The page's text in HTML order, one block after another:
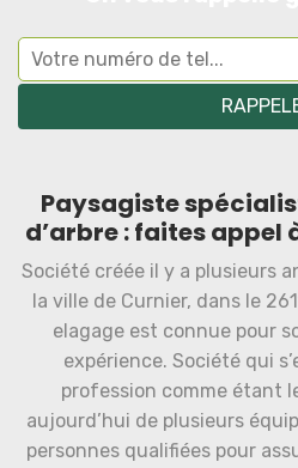
Paysagiste
d’arbre : faites appel
Société créée il y a plusieurs
la ville de Curnier, dans le
elagage est connue pour
expérience. Société qui
profession comme étant
aujourd’hui de plusieurs
personnes qualifiées pour